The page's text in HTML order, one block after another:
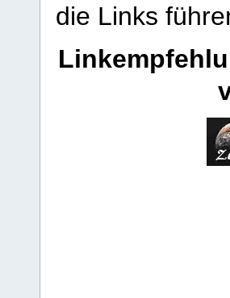
die Links